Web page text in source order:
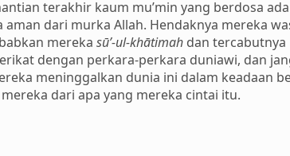
terakhir kaum mu’min yang berdosa
dari murka Allah. Hendaknya mereka
mereka sū’-ul-khātimah dan tercabutnya
dengan perkara-perkara duniawi, dan
meninggalkan dunia ini dalam keadaan
dari apa yang mereka cintai itu.